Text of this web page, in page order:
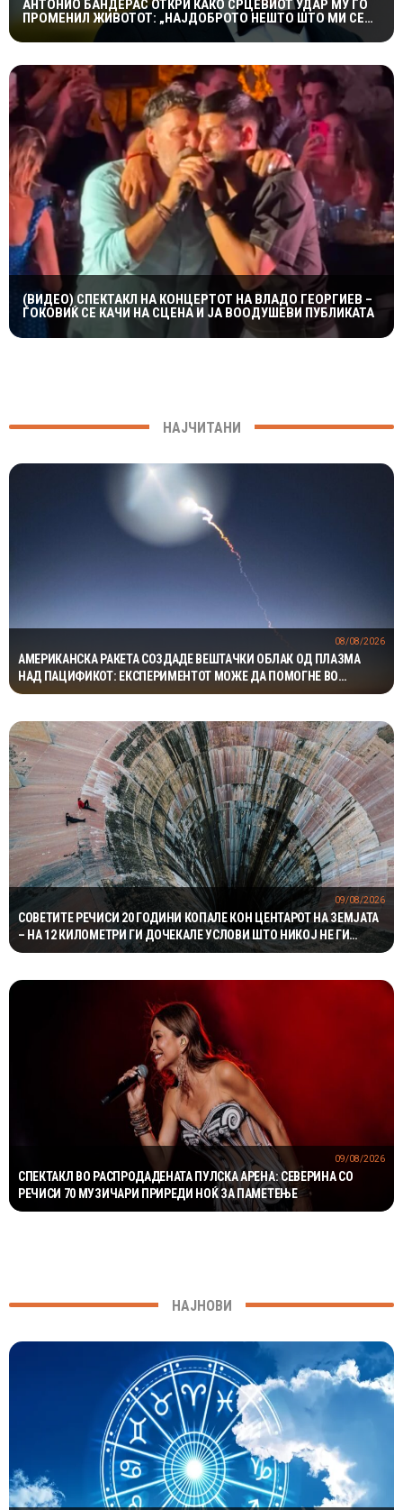
АНТОНИО БАНДЕРАС ОТКРИ КАКО СРЦЕВИОТ УДАР МУ ГО
ПРОМЕНИЛ ЖИВОТОТ: „НАЈДОБРОТО НЕШТО ШТО МИ СЕ
СЛУЧИЛО“
(ВИДЕО) СПЕКТАКЛ НА КОНЦЕРТОТ НА ВЛАДО ГЕОРГИЕВ –
ЃОКОВИЌ СЕ КАЧИ НА СЦЕНА И ЈА ВООДУШЕВИ ПУБЛИКАТА
НАЈЧИТАНИ
АМЕРИКАНСКА РАКЕТА СОЗДАДЕ ВЕШТАЧКИ ОБЛАК ОД ПЛАЗМА
НАД ПАЦИФИКОТ: ЕКСПЕРИМЕНТОТ МОЖЕ ДА ПОМОГНЕ ВО
ЗАШТИТАТА НА САТЕЛИТИТЕ
08/08/2026
СОВЕТИТЕ РЕЧИСИ 20 ГОДИНИ КОПАЛЕ КОН ЦЕНТАРОТ НА ЗЕМЈАТА
– НА 12 КИЛОМЕТРИ ГИ ДОЧЕКАЛЕ УСЛОВИ ШТО НИКОЈ НЕ ГИ
ОЧЕКУВАЛ
09/08/2026
СПЕКТАКЛ ВО РАСПРОДАДЕНАТА ПУЛСКА АРЕНА: СЕВЕРИНА СО
РЕЧИСИ 70 МУЗИЧАРИ ПРИРЕДИ НОЌ ЗА ПАМЕТЕЊЕ
09/08/2026
НАЈНОВИ